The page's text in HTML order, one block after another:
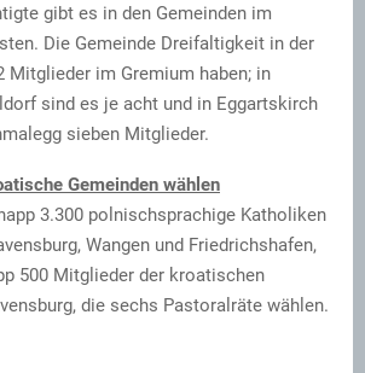
gibt es in den Gemeinden im
Die Gemeinde Dreifaltigkeit in der
Mitglieder im Gremium haben; in
sind es je acht und in Eggartskirch
sieben Mitglieder.
Gemeinden wählen
3.300 polnischsprachige Katholiken
Wangen und Friedrichshafen,
500 Mitglieder der kroatischen
die sechs Pastoralräte wählen.